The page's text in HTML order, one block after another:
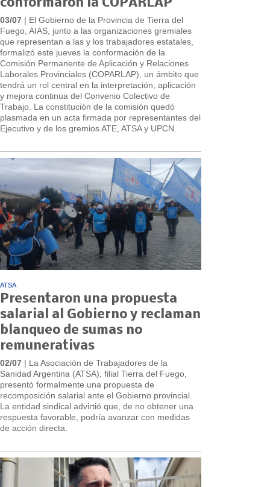
conformaron la COPARLAP
03/07 | El Gobierno de la Provincia de Tierra del
Fuego, AIAS, junto a las organizaciones gremiales
que representan a las y los trabajadores estatales,
formalizó este jueves la conformación de la
Comisión Permanente de Aplicación y Relaciones
Laborales Provinciales (COPARLAP), un ámbito que
tendrá un rol central en la interpretación, aplicación
y mejora continua del Convenio Colectivo de
Trabajo. La constitución de la comisión quedó
plasmada en un acta firmada por representantes del
Ejecutivo y de los gremios ATE, ATSA y UPCN.
ATSA
Presentaron una propuesta
salarial al Gobierno y reclaman
blanqueo de sumas no
remunerativas
02/07 | La Asociación de Trabajadores de la
Sanidad Argentina (ATSA), filial Tierra del Fuego,
presentó formalmente una propuesta de
recomposición salarial ante el Gobierno provincial.
La entidad sindical advirtió que, de no obtener una
respuesta favorable, podría avanzar con medidas
de acción directa.